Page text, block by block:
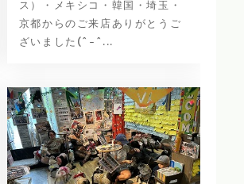
ス）・メキシコ・韓国・埼玉・
京都からのご来店ありがとうご
ざいました(^-^...